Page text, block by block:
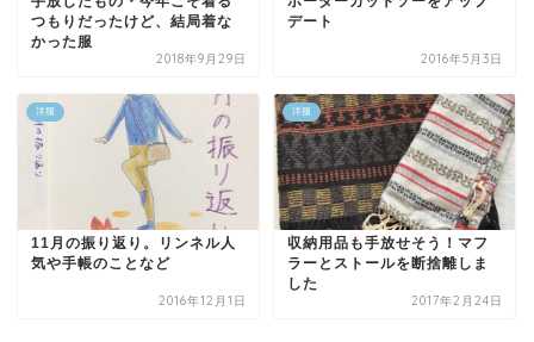
つもりだったけど、結局着な
かった服
2018年9月29日
デート
2016年5月3日
洋服
11月の振り返り。リンネル人
気や手帳のことなど
2016年12月1日
洋服
収納用品も手放せそう！マフ
ラーとストールを断捨離しま
した
2017年2月24日